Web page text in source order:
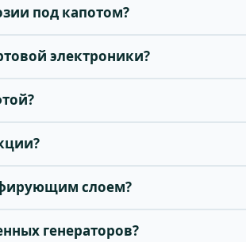
под капотом?
электроники?
слоем?
генераторов?